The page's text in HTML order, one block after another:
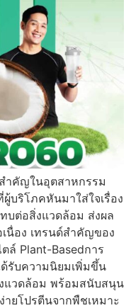
ำคัญในอุตสาหกรรม
บริโภคหันมาใส่ใจเรื่อง
บต่อสิ่งแวดล้อม ส่งผล
นื่อง เทรนด์สำคัญของ
ล์ Plant-Basedการ
รับความนิยมเพิ่มขึ้น
แวดล้อม พร้อมสนับสนุน
ยโปรตีนจากพืชเหมาะ